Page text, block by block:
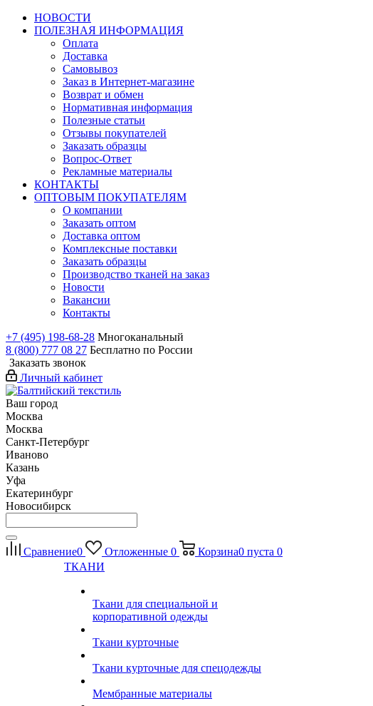
НОВОСТИ
ПОЛЕЗНАЯ ИНФОРМАЦИЯ
Оплата
Доставка
Самовывоз
Заказ в Интернет-магазине
Возврат и обмен
Нормативная информация
Полезные статьи
Отзывы покупателей
Заказать образцы
Вопрос-Ответ
Рекламные материалы
КОНТАКТЫ
ОПТОВЫМ ПОКУПАТЕЛЯМ
О компании
Заказать оптом
Доставка оптом
Комплексные поставки
Заказать образцы
Производство тканей на заказ
Новости
Вакансии
Контакты
+7 (495) 198-68-28 Многоканальный
8 (800) 777 08 27 Бесплатно по России
Заказать звонок
Личный кабинет
Ваш город
Москва
Москва
Санкт-Петербург
Иваново
Казань
Уфа
Екатеринбург
Новосибирск
Сравнение0 Отложенные 0 Корзина0 пуста 0
ТКАНИ
Ткани для специальной и
корпоративной одежды
Ткани курточные
Ткани курточные для спецодежды
Мембранные материалы